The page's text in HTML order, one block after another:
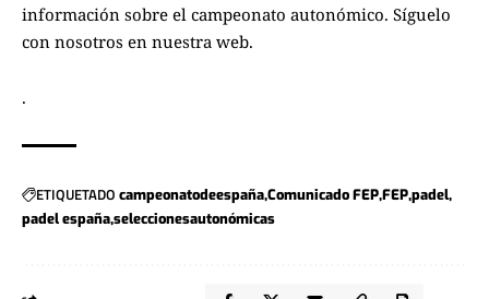
información sobre el campeonato autonómico. Síguelo
con nosotros en nuestra web.
.
ETIQUETADO campeonatodeespañaComunicado FEPFEPpadel
padel españaseleccionesautonómicas